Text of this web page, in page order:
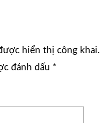
hiển thị công khai.
đánh dấu *